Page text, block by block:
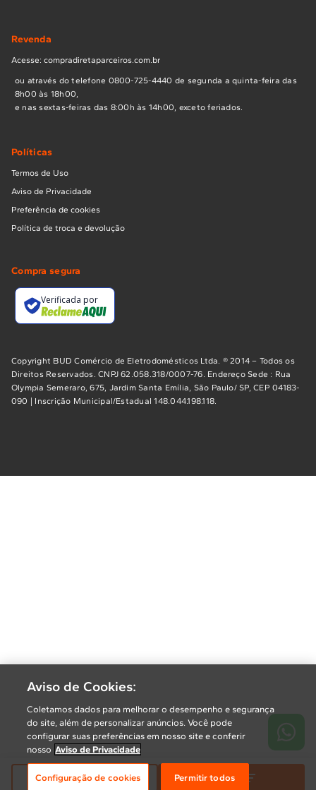
Relevância Filtrar
Revenda
Acesse: compradiretaparceiros.com.br
ou através do telefone 0800-725-4440 de segunda a quinta-feira das
8h00 às 18h00,
e nas sextas-feiras das 8:00h às 14h00, exceto feriados.
Políticas
Termos de Uso
Aviso de Privacidade
Preferência de cookies
Política de troca e devolução
Compra segura
Verificada por
Copyright BUD Comércio de Eletrodomésticos Ltda. ® 2014 – Todos os
Direitos Reservados. CNPJ 62.058.318/0007-76. Endereço Sede : Rua
Olympia Semeraro, 675, Jardim Santa Emília, São Paulo/ SP, CEP 04183-
090 | Inscrição Municipal/Estadual 148.044.198.118.
Aviso de Cookies:
Coletamos dados para melhorar o desempenho e segurança
do site, além de personalizar anúncios. Você pode
configurar suas preferências em nosso site e conferir
nosso Aviso de Privacidade
Configuração de cookies Permitir todos